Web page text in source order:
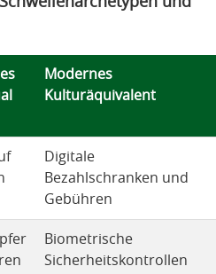
Modernes
Kulturäquivalent
Digitale
Bezahlschranken und
Gebühren
Biometrische
Sicherheitskontrollen